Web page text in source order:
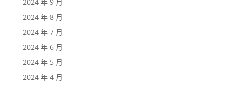
2024 年 8 月
2024 年 7 月
2024 年 6 月
2024 年 5 月
2024 年 4 月